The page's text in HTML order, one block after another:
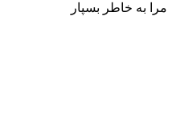
مرا به خاطر بسپار